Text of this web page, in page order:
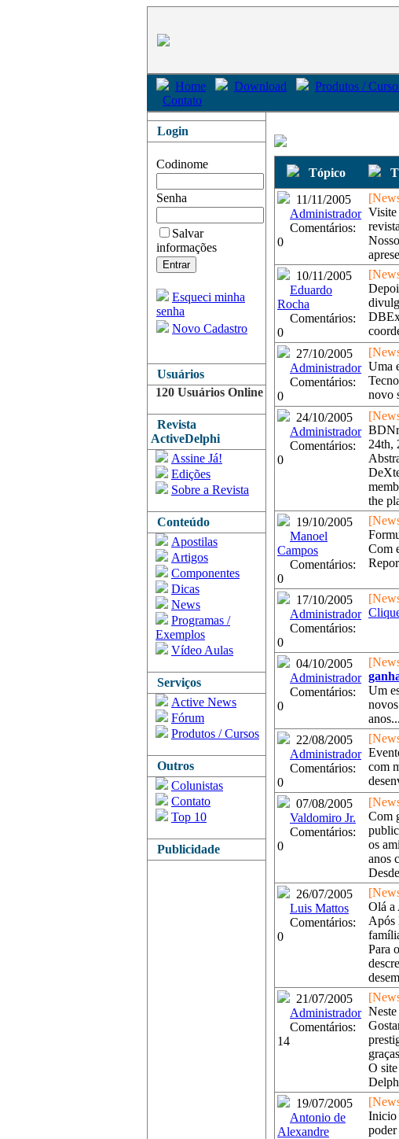
Home Download Produtos /
Contato
Login
Codinome
Senha
Salvar
informações
Esqueci minha
senha
Novo Cadastro
Usuários
120 Usuários Online
Revista
ActiveDelphi
Assine Já!
Edições
Sobre a Revista
Conteúdo
Apostilas
Artigos
Componentes
Dicas
News
Programas /
Exemplos
Vídeo Aulas
Serviços
Active News
Fórum
Produtos / Cursos
Outros
Colunistas
Contato
Top 10
Publicidade
Tópico
11/11/2005
Administrador
Comentários:
0
Visite
10/11/2005
Eduardo
Rocha
Comentários:
0
27/10/2005
Administrador
Comentários:
0
Uma
novo
24/10/2005
Administrador
Comentários:
0
24th,
the
19/10/2005
Manoel
Campos
Comentários:
0
Com
17/10/2005
Administrador
Comentários:
0
04/10/2005
Administrador
Comentários:
0
Um
22/08/2005
Administrador
Comentários:
0
com
07/08/2005
Valdomiro Jr.
Comentários:
0
Com
os
anos
26/07/2005
Luis Mattos
Comentários:
0
Olá a
Após
Para
21/07/2005
Administrador
Comentários:
14
O
19/07/2005
Antonio de
Alexandre
Inicio
poder